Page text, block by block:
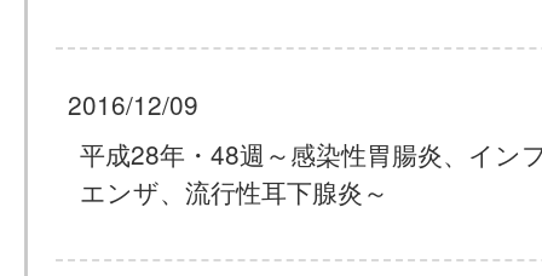
2016/12/09
平成28年・48週～感染性胃腸炎、イン
エンザ、流行性耳下腺炎～